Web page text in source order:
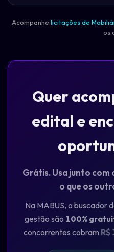
Acompanhe licitações de
os
Quer
edital e
Grátis. Usa junto com
o que os
Na MABUS, o buscador
gestão são 100%
concorrentes cobramR$